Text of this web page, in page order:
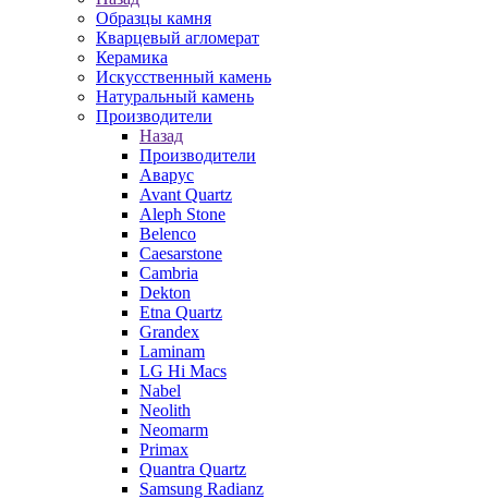
Образцы камня
Кварцевый агломерат
Керамика
Искусственный камень
Натуральный камень
Производители
Назад
Производители
Аварус
Avant Quartz
Aleph Stone
Belenco
Caesarstone
Cambria
Dekton
Etna Quartz
Grandex
Laminam
LG Hi Macs
Nabel
Neolith
Neomarm
Primax
Quantra Quartz
Samsung Radianz